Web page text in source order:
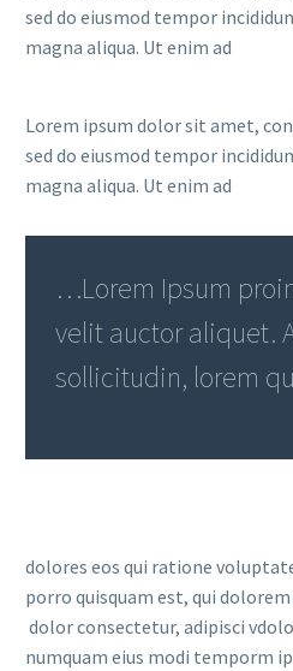
sed do eiusmod tempor
magna aliqua. Ut enim ad
Lorem ipsum dolor sit amet,
sed do eiusmod tempor
magna aliqua. Ut enim ad
…Lorem Ipsum
velit auctor aliquet.
sollicitudin, lorem
dolores eos qui ratione
porro quisquam est, qui
dolor consectetur, adipisci
numquam eius modi temporm